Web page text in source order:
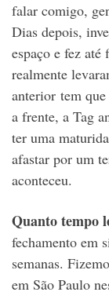
falar comigo,
Dias depois,
espaço e fez
realmente
anterior tem que
a frente, a Tag
ter uma
afastar por um
aconteceu.
Quanto tempo
fechamento em
semanas.
em São Paulo